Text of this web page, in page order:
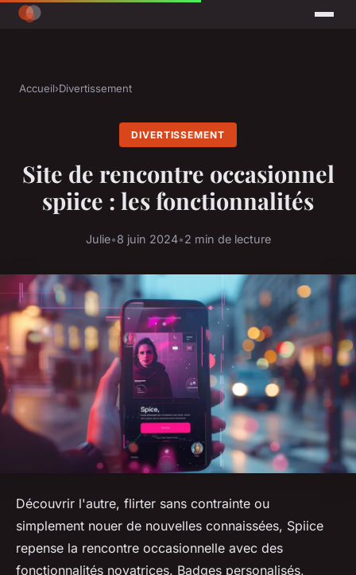
Accueil›Divertissement
DIVERTISSEMENT
Site de rencontre occasionnel
spiice : les fonctionnalités
Julie•8 juin 2024•2 min de lecture
Découvrir l'autre, flirter sans contrainte ou
simplement nouer de nouvelles connaissées, Spiice
repense la rencontre occasionnelle avec des
fonctionnalités novatrices. Badges personalisés,